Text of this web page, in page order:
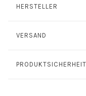
HERSTELLER
VERSAND
PRODUKTSICHERHEIT